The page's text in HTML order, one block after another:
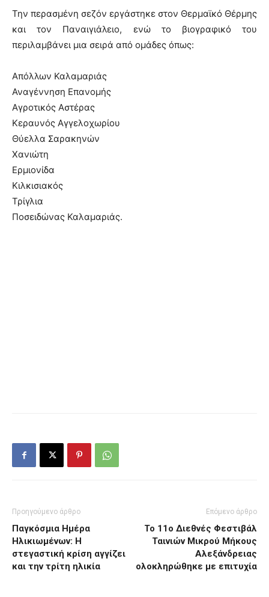
Την περασμένη σεζόν εργάστηκε στον Θερμαϊκό Θέρμης
και τον Παναιγιάλειο, ενώ το βιογραφικό του
περιλαμβάνει μια σειρά από ομάδες όπως:
Απόλλων Καλαμαριάς
Αναγέννηση Επανομής
Αγροτικός Αστέρας
Κεραυνός Αγγελοχωρίου
Θύελλα Σαρακηνών
Χανιώτη
Ερμιονίδα
Κιλκισιακός
Τρίγλια
Ποσειδώνας Καλαμαριάς.
Προηγούμενο άρθρο
Παγκόσμια Ημέρα
Ηλικιωμένων: Η
στεγαστική κρίση αγγίζει
και την τρίτη ηλικία
Επόμενο άρθρο
Το 11ο Διεθνές Φεστιβάλ
Ταινιών Μικρού Μήκους
Αλεξάνδρειας
ολοκληρώθηκε με επιτυχία